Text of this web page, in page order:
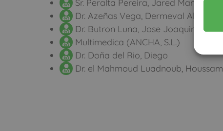
Sr. Peralta Pereira, Jared Manuel
Dr. Azeñas Vega, Dermeval Alex
Dr. Butron Luna, Jose Joaquin
Multimedica (ANCHA, S.L.)
Dr. Doña del Rio, Diego
Dr. el Mahmoud Luadnoub, Houssam